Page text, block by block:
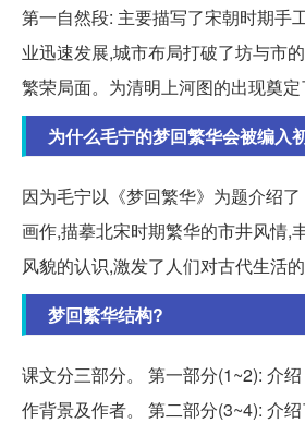
第一自然段: 主要描写了宋朝时期手
业迅速发展,城市布局打破了坊与市
繁荣局面。为清明上河图的出现奠定
为什么毛宁的梦回繁华会被编入
因为毛宁以《梦回繁华》为题介绍
画作,描摹北宋时期繁华的市井风情,
风貌的认识,激发了人们对古代生活的
梦回繁华结构?
课文分三部分。 第一部分(1~2): 介
作背景及作者。 第二部分(3~4): 介